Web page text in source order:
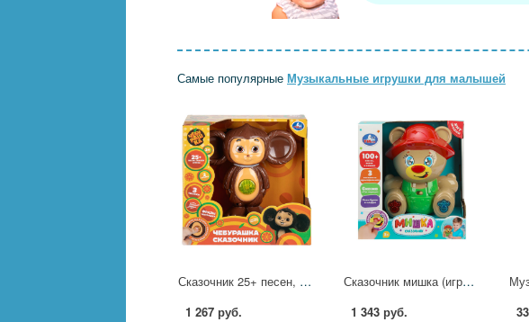
Самые популярные Музыкальные игрушки для малышей
Сказочник 25+ песен, сказок и звуков Чебурашка УМка HT1440-R
1 267 руб.
Сказочник мишка (игрушка) УМка HT1376-R
1 343 руб.